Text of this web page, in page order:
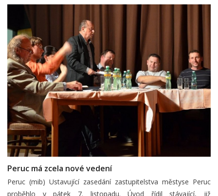
Peruc má zcela nové vedení
Peruc (mib) Ustavující zasedání zastupitelstva městyse Peruc
proběhlo v pátek 7. listopadu. Úvod řídil stávající, již